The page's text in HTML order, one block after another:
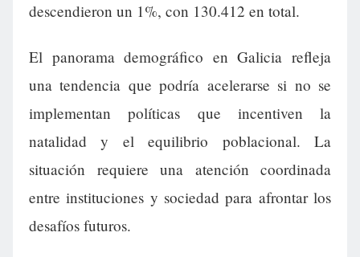
descendieron un 1%, con 130.412 en total.
El panorama demográfico en Galicia refleja
una tendencia que podría acelerarse si no se
implementan políticas que incentiven la
natalidad y el equilibrio poblacional. La
situación requiere una atención coordinada
entre instituciones y sociedad para afrontar los
desafíos futuros.